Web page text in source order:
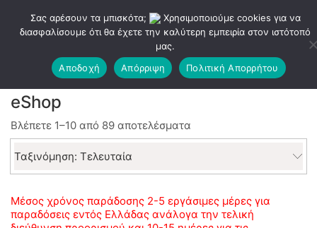
eShop
Βλέπετε 1–10 από 89 αποτελέσματα
by
Ταξινόμηση: Τελευταία
Μέσος χρόνος παράδοσης 2-5 εργάσιμες μέρες για
παραδόσεις εντός Ελλάδας ανάλογα την τελική
Σας αρέσουν τα μπισκότα;
Χρησιμοποιούμε cookies για να
διασφαλίσουμε ότι θα έχετε την καλύτερη εμπειρία στον ιστότοπό
μας.
Αποδοχή
Απόρριψη Πολιτική Απορρήτου